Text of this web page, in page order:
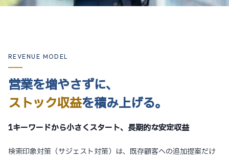
REVENUE MODEL
営業を増やさずに、
ストック収益を積み上げる。
1キーワードから小さくスタート、長期的な安定収益
検索印象対策（サジェスト対策）は、既存顧客への追加提案だけ